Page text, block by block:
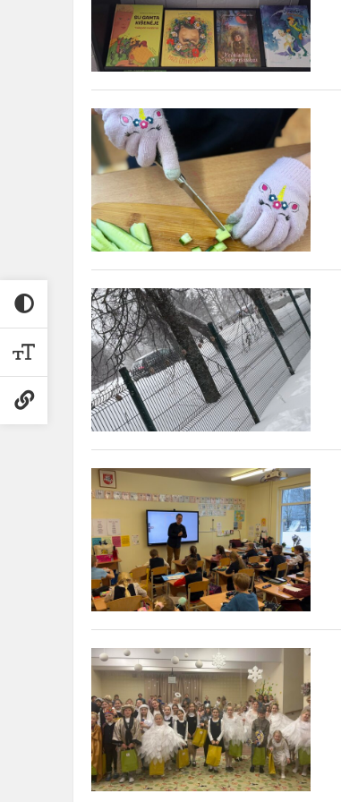
Mažieji
virtuvės
šefai
„Pyragai
paukščiams"
Emocijų
žemėlapis
Išvyka
Vilniaus
l./d. Vėrinėlis